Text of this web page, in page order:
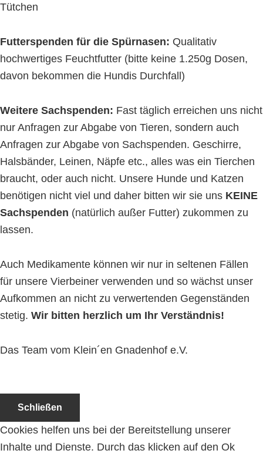
Tütchen
Futterspenden für die Spürnasen: Qualitativ
hochwertiges Feuchtfutter (bitte keine 1.250g Dosen,
davon bekommen die Hundis Durchfall)
Weitere Sachspenden: Fast täglich erreichen uns nicht
nur Anfragen zur Abgabe von Tieren, sondern auch
Anfragen zur Abgabe von Sachspenden. Geschirre,
Halsbänder, Leinen, Näpfe etc., alles was ein Tierchen
braucht, oder auch nicht. Unsere Hunde und Katzen
benötigen nicht viel und daher bitten wir sie uns KEINE
Sachspenden (natürlich außer Futter) zukommen zu
lassen.
Auch Medikamente können wir nur in seltenen Fällen
für unsere Vierbeiner verwenden und so wächst unser
Aufkommen an nicht zu verwertenden Gegenständen
stetig. Wir bitten herzlich um Ihr Verständnis!
Das Team vom Klein´en Gnadenhof e.V.
Schließen
Cookies helfen uns bei der Bereitstellung unserer
Inhalte und Dienste. Durch das klicken auf den Ok